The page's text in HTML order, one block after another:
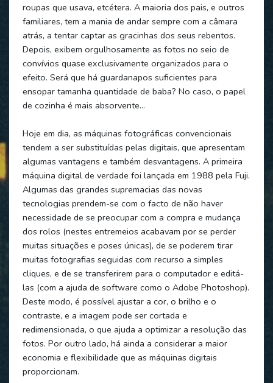
roupas que usava, etcétera. A maioria dos pais, e outros
familiares, tem a mania de andar sempre com a câmara
atrás, a tentar captar as gracinhas dos seus rebentos.
Depois, exibem orgulhosamente as fotos no seio de
convívios quase exclusivamente organizados para o
efeito. Será que há guardanapos suficientes para
ensopar tamanha quantidade de baba? No caso, o papel
de cozinha é mais absorvente…
Hoje em dia, as máquinas fotográficas convencionais
tendem a ser substituídas pelas digitais, que apresentam
algumas vantagens e também desvantagens. A primeira
máquina digital de verdade foi lançada em 1988 pela Fuji.
Algumas das grandes supremacias das novas
tecnologias prendem-se com o facto de não haver
necessidade de se preocupar com a compra e mudança
dos rolos (nestes entremeios acabavam por se perder
muitas situações e poses únicas), de se poderem tirar
muitas fotografias seguidas com recurso a simples
cliques, e de se transferirem para o computador e editá-
las (com a ajuda de software como o Adobe Photoshop).
Deste modo, é possível ajustar a cor, o brilho e o
contraste, e a imagem pode ser cortada e
redimensionada, o que ajuda a optimizar a resolução das
fotos. Por outro lado, há ainda a considerar a maior
economia e flexibilidade que as máquinas digitais
proporcionam.